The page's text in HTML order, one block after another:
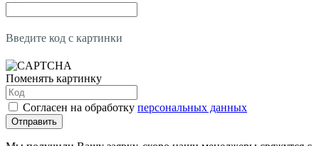
Введите код с картинки
Поменять картинку
Согласен на обработку персональных данных
Отправить